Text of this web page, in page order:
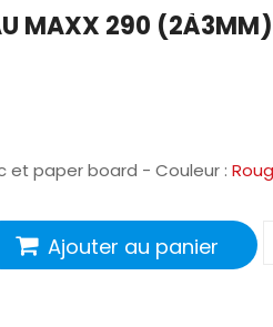
MAXX 290 (2À3MM)
et paper board - Couleur :
Ajouter au panier